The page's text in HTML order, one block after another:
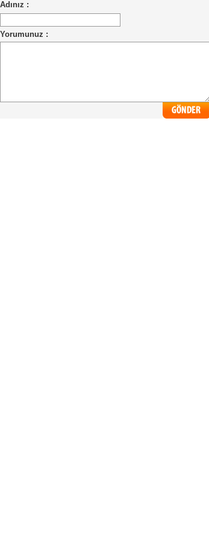
Adınız :
Yorumunuz :